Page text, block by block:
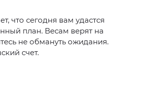
что сегодня вам удастся
план. Весам верят на
не обмануть ожидания.
счет.